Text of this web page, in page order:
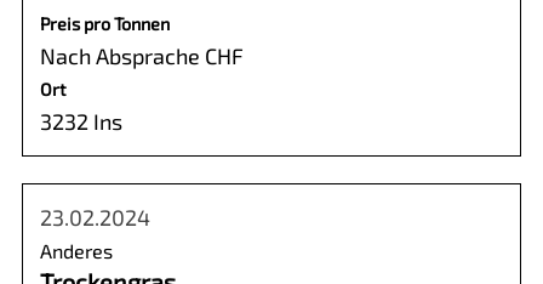
Preis pro Tonnen
Nach Absprache CHF
Ort
3232 Ins
23.02.2024
Anderes